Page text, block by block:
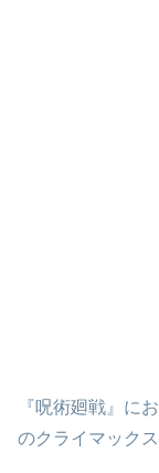
『呪術廻戦』に
のクライマック